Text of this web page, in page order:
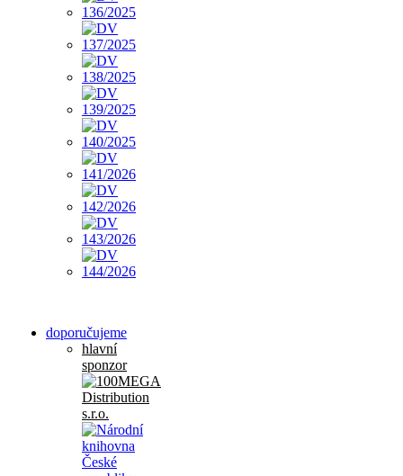
doporučujeme
hlavní
sponzor